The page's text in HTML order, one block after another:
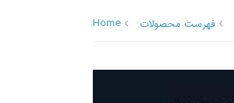
Home فهرست محصولات